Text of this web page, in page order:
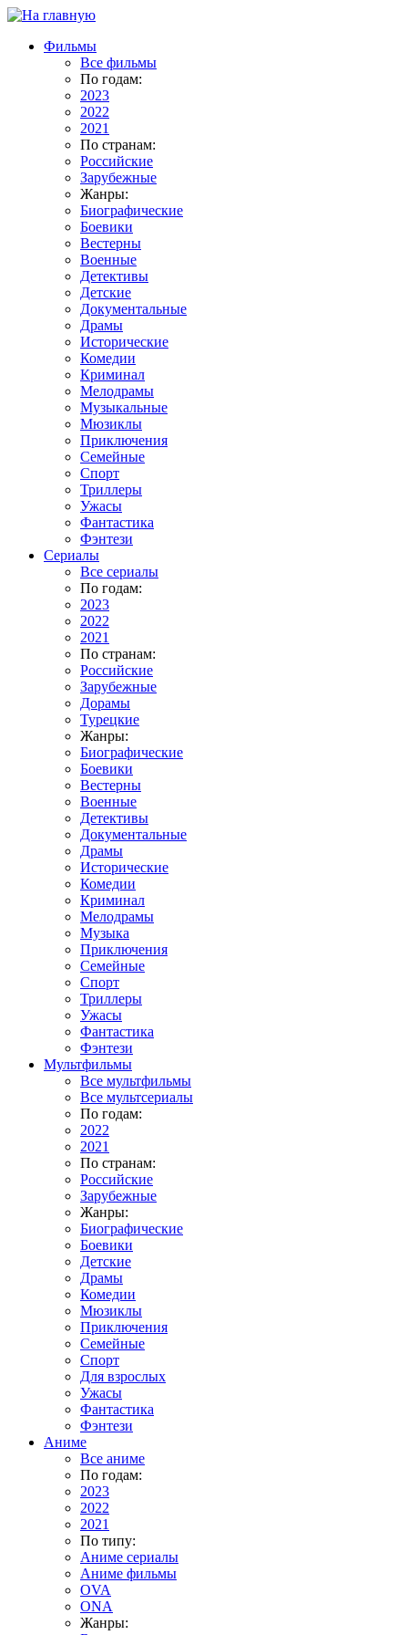
Фильмы
Все фильмы
По годам:
2023
2022
2021
По странам:
Российские
Зарубежные
Жанры:
Биографические
Боевики
Вестерны
Военные
Детективы
Детские
Документальные
Драмы
Исторические
Комедии
Криминал
Мелодрамы
Музыкальные
Мюзиклы
Приключения
Семейные
Спорт
Триллеры
Ужасы
Фантастика
Фэнтези
Сериалы
Все сериалы
По годам:
2023
2022
2021
По странам:
Российские
Зарубежные
Дорамы
Турецкие
Жанры:
Биографические
Боевики
Вестерны
Военные
Детективы
Документальные
Драмы
Исторические
Комедии
Криминал
Мелодрамы
Музыка
Приключения
Семейные
Спорт
Триллеры
Ужасы
Фантастика
Фэнтези
Мультфильмы
Все мультфильмы
Все мультсериалы
По годам:
2022
2021
По странам:
Российские
Зарубежные
Жанры:
Биографические
Боевики
Детские
Драмы
Комедии
Мюзиклы
Приключения
Семейные
Спорт
Для взрослых
Ужасы
Фантастика
Фэнтези
Аниме
Все аниме
По годам:
2023
2022
2021
По типу:
Аниме сериалы
Аниме фильмы
OVA
ONA
Жанры: